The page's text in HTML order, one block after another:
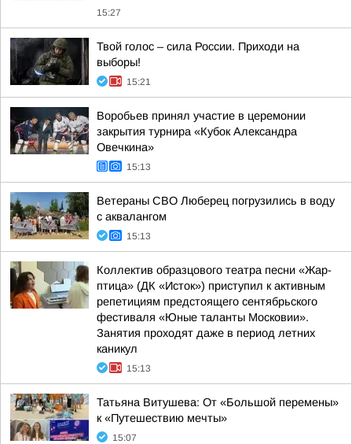
15:27
Твой голос – сила России. Приходи на
выборы!
15:21
Воробьев принял участие в церемонии
закрытия турнира «Кубок Александра
Овечкина»
15:13
Ветераны СВО Люберец погрузились в воду
с аквалангом
15:13
Коллектив образцового театра песни «Жар-
птица» (ДК «Исток») приступил к активным
репетициям предстоящего сентябрьского
фестиваля «Юные таланты Московии».
Занятия проходят даже в период летних
каникул
15:13
Татьяна Витушева: От «Большой перемены»
к «Путешествию мечты»
15:07